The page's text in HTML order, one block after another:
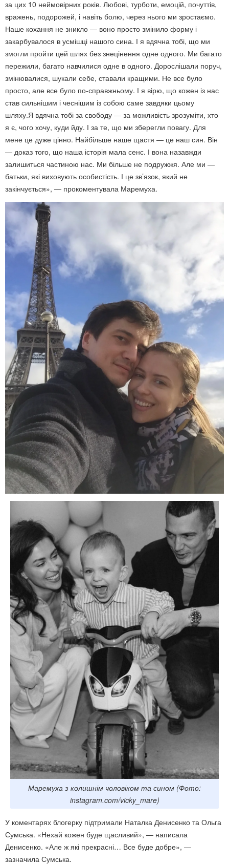
за цих 10 неймовірних років. Любові, турботи, емоцій, почуттів,
вражень, подорожей, і навіть болю, через нього ми зростаємо.
Наше кохання не зникло — воно просто змінило форму і
закарбувалося в усмішці нашого сина. І я вдячна тобі, що ми
змогли пройти цей шлях без знецінення одне одного. Ми багато
пережили, багато навчилися одне в одного. Дорослішали поруч,
змінювалися, шукали себе, ставали кращими. Не все було
просто, але все було по-справжньому. І я вірю, що кожен із нас
став сильнішим і чеснішим із собою саме завдяки цьому
шляху.Я вдячна тобі за свободу — за можливість зрозуміти, хто
я є, чого хочу, куди йду. І за те, що ми зберегли повагу. Для
мене це дуже цінно. Найбільше наше щастя — це наш син. Він
— доказ того, що наша історія мала сенс. І вона назавжди
залишиться частиною нас. Ми більше не подружжя. Але ми —
батьки, які виховують особистість. І це зв’язок, який не
закінчується», — прокоментувала Маремуха.
Маремуха з колишнім чоловіком та сином (Фото:
instagram.com/vicky_mare)
У коментарях блогерку підтримали Наталка Денисенко та Ольга
Сумська. «Нехай кожен буде щасливий», — написала
Денисенко. «Але ж які прекрасні… Все буде добре», —
зазначила Сумська.